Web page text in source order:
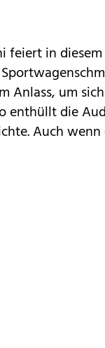
feiert in
Anlass, um
enthüllt die
Auch